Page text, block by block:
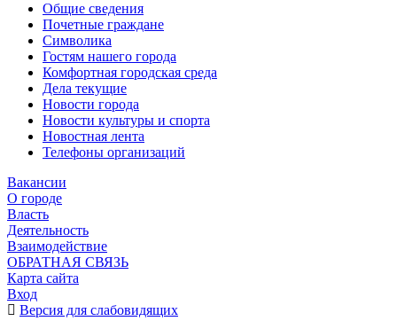
Общие сведения
Почетные граждане
Символика
Гостям нашего города
Комфортная городская среда
Дела текущие
Новости города
Новости культуры и спорта
Новостная лента
Телефоны организаций
Вакансии
О городе
Власть
Деятельность
Взаимодействие
ОБРАТНАЯ СВЯЗЬ
Карта сайта
Вход
Версия для слабовидящих